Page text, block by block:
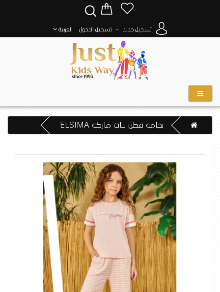
تسجيل جديد - تسجيل الدخول العربية
بجامه قطن بنات ماركه ELSIMA